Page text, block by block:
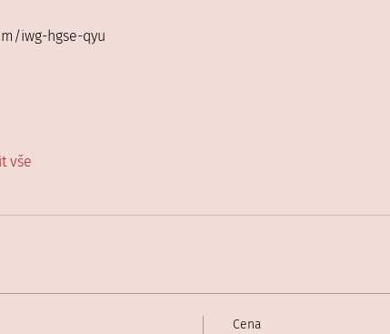
iwg-hgse-qyu
vše
Cena